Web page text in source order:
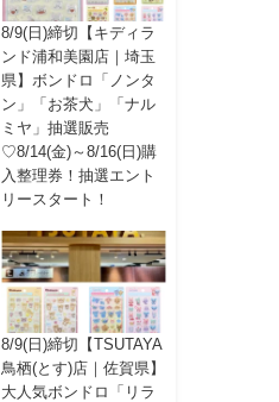
8/9(日)締切【キディラ
ンド浦和美園店｜埼玉
県】ボンドロ「ノンタ
ン」「お茶犬」「ナル
ミヤ」抽選販売
♡8/14(金)～8/16(日)購
入整理券！抽選エント
リースタート！
8/9(日)締切【TSUTAYA
鳥栖(とす)店｜佐賀県】
大人気ボンドロ「リラ